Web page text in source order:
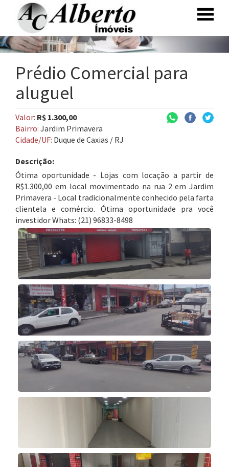
Prédio Comercial para
aluguel
Valor: R$ 1.300,00
Bairro: Jardim Primavera
Cidade/UF: Duque de Caxias / RJ
Descrição:
Ótima oportunidade - Lojas com locação a partir de
R$1.300,00 em local movimentado na rua 2 em Jardim
Primavera - Local tradicionalmente conhecido pela farta
clientela e comércio. Ótima oportunidade pra você
investidor Whats: (21) 96833-8498